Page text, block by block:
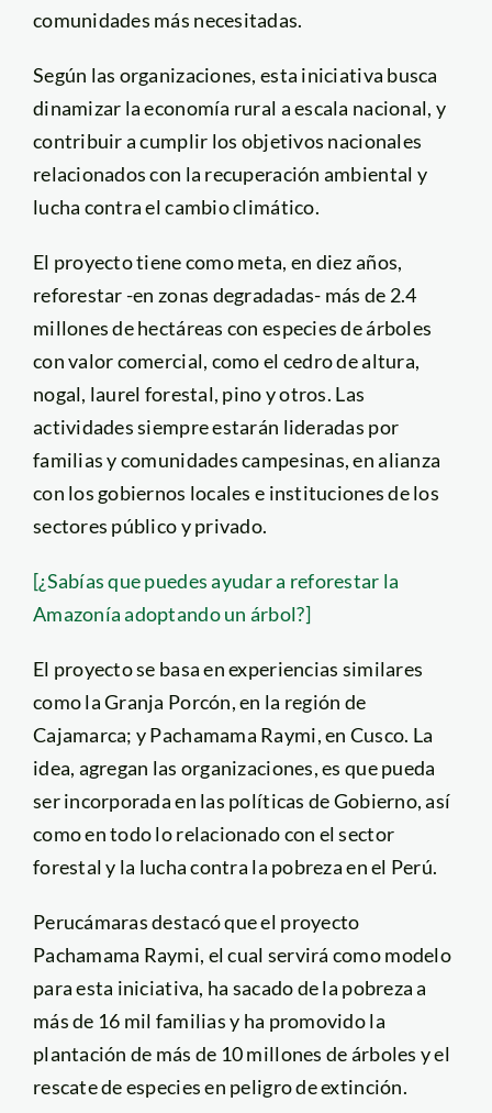
comunidades más necesitadas.
Según las organizaciones, esta iniciativa busca
dinamizar la economía rural a escala nacional, y
contribuir a cumplir los objetivos nacionales
relacionados con la recuperación ambiental y
lucha contra el cambio climático.
El proyecto tiene como meta, en diez años,
reforestar -en zonas degradadas- más de 2.4
millones de hectáreas con especies de árboles
con valor comercial, como el cedro de altura,
nogal, laurel forestal, pino y otros. Las
actividades siempre estarán lideradas por
familias y comunidades campesinas, en alianza
con los gobiernos locales e instituciones de los
sectores público y privado.
[¿Sabías que puedes ayudar a reforestar la
Amazonía adoptando un árbol?]
El proyecto se basa en experiencias similares
como la Granja Porcón, en la región de
Cajamarca; y Pachamama Raymi, en Cusco. La
idea, agregan las organizaciones, es que pueda
ser incorporada en las políticas de Gobierno, así
como en todo lo relacionado con el sector
forestal y la lucha contra la pobreza en el Perú.
Perucámaras destacó que el proyecto
Pachamama Raymi, el cual servirá como modelo
para esta iniciativa, ha sacado de la pobreza a
más de 16 mil familias y ha promovido la
plantación de más de 10 millones de árboles y el
rescate de especies en peligro de extinción.